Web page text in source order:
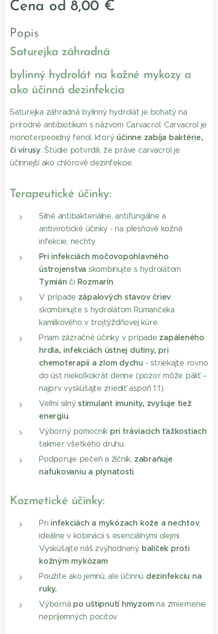
Cena od8,00 €
Popis
Saturejka záhradná
bylinný hydrolát na kožné mykozy a
ako účinná dezinfekcia
Saturejka záhradná bylinný hydrolát je bohatý na
prírodné antibiotikum s názvom Carvacrol. Carvacrol je
monoterpeoidný fenol, ktorý účinne zabíja baktérie,
či vírusy. Štúdie potvrdili, že práve carvacrol je
účinnejší ako chlórové dezinfekcie.
Terapeutické účinky:
Silné antibakteriálne, antifungálne a
antivirotické účinky - na plesňové kožné
infekcie, nechty
Pri infekciách močovopohlavného
ústrojenstva skombinujte s hydrolátom
Tymián či Rozmarín.
V prípade zápalových stavov čriev
skombinujte s hydrolátom Rumančeka
kamilkového v trojtýždňovej kúre.
Priam zázračné účinky v prípade zapáleného
hrdla, infekciách ústnej dutiny, pri
chemoterapii a zlom dychu - striekajte rovno
do úst niekoľkokrát denne (pozor môže páliť –
najprv vyskúšajte zriediť aspoň 1:1).
Veľmi silnýstimulant imunity, zvyšuje tiež
energiu.
Výborný pomocník pri tráviacich ťažkostiach
takmer všetkého druhu.
Podporuje pečeň a žlčník, zabraňuje
nafukovaniu a plynatosti.
Kozmetické účinky:
Pri infekciách a mykózach kože a nechtov,
ideálne v kobinácii s esenciálnymi olejmi.
Vyskúšajte náš zvýhodnený balíček proti
kožným mykózam
Použite ako jemnú, ale účinnú dezinfekciu na
ruky.
Výborná po uštipnutí hmyzom na zmiernenie
nepríjemných pocitov